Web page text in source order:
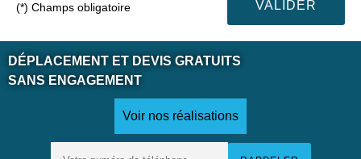
(*) Champs obligatoire
DÉPLACEMENT ET DEVIS GRATUITS
SANS ENGAGEMENT
Voir nos réalisations